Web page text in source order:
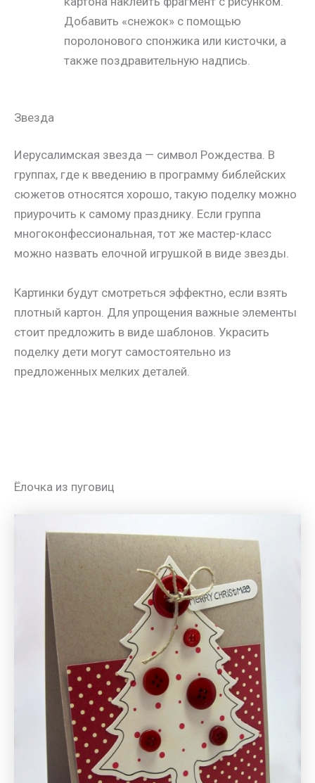
Добавить «снежок» с помощью
поролонового спонжика или кисточки, а
также поздравительную надпись.
Звезда
Иерусалимская звезда — символ Рождества. В
группах, где к введению в программу библейских
сюжетов относятся хорошо, такую поделку можно
приурочить к самому празднику. Если группа
многоконфессиональная, тот же мастер-класс
можно назвать елочной игрушкой в виде звезды.
Картинки будут смотреться эффектно, если взять
плотный картон. Для упрощения важные элементы
стоит предложить в виде шаблонов. Украсить
поделку дети могут самостоятельно из
предложенных мелких деталей.
Ёлочка из пуговиц